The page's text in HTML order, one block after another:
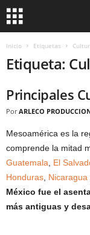
Inicio Etiquetas
Etiqueta:
Principales
Por ARLECO
Mesoamérica es la
comprende la mitad
Guatemala
El
Honduras Nicaragua
México fue el
más antiguas y